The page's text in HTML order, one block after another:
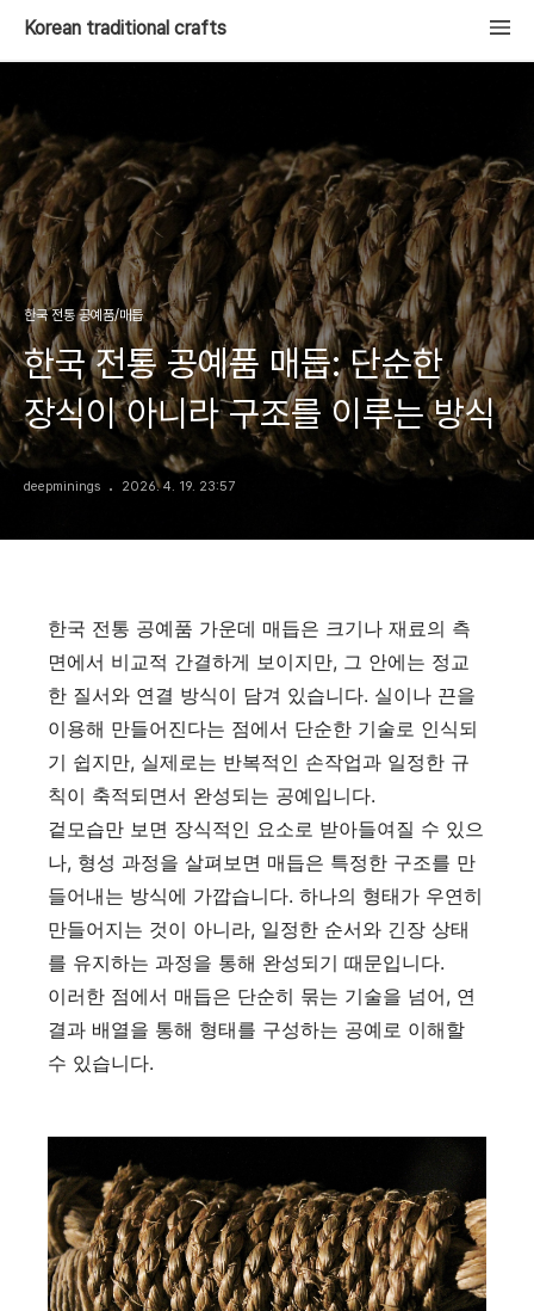
Korean traditional crafts
한국 전통 공예품/매듭
한국 전통 공예품 매듭: 단순한
장식이 아니라 구조를 이루는 방식
deepminings 2026. 4. 19. 23:57
한국 전통 공예품 가운데 매듭은 크기나 재료의 측
면에서 비교적 간결하게 보이지만, 그 안에는 정교
한 질서와 연결 방식이 담겨 있습니다. 실이나 끈을
이용해 만들어진다는 점에서 단순한 기술로 인식되
기 쉽지만, 실제로는 반복적인 손작업과 일정한 규
칙이 축적되면서 완성되는 공예입니다.
겉모습만 보면 장식적인 요소로 받아들여질 수 있으
나, 형성 과정을 살펴보면 매듭은 특정한 구조를 만
들어내는 방식에 가깝습니다. 하나의 형태가 우연히
만들어지는 것이 아니라, 일정한 순서와 긴장 상태
를 유지하는 과정을 통해 완성되기 때문입니다.
이러한 점에서 매듭은 단순히 묶는 기술을 넘어, 연
결과 배열을 통해 형태를 구성하는 공예로 이해할
수 있습니다.